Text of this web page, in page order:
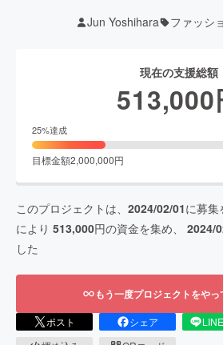
Jun Yoshihara ファッシ
現在の支援総額
513,000
25%達成
目標金額2,000,000円
このプロジェクトは、 2024/02/01に募集
により 513,000円の資金を集め、 2024/
した
もう一度プロジェクトをや
ポスト シェア